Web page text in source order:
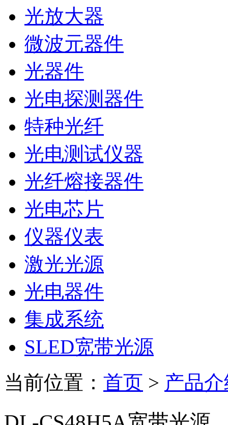
光放大器
微波元器件
光器件
光电探测器件
特种光纤
光电测试仪器
光纤熔接器件
光电芯片
仪器仪表
激光光源
光电器件
集成系统
SLED宽带光源
当前位置： 首页 > 产品